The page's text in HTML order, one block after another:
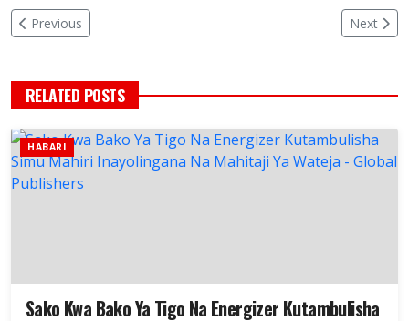
Previous Next
RELATED POSTS
HABARI
Sako Kwa Bako Ya Tigo Na Energizer Kutambulisha